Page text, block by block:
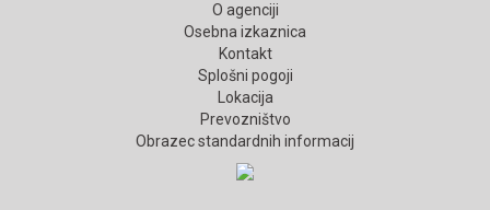
O agenciji
Osebna izkaznica
Kontakt
Splošni pogoji
Lokacija
Prevozništvo
Obrazec standardnih informacij